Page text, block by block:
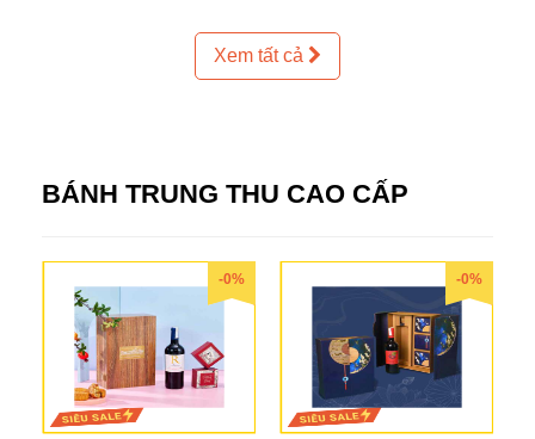
Xem tất cả
BÁNH TRUNG THU CAO CẤP
-0% -0%